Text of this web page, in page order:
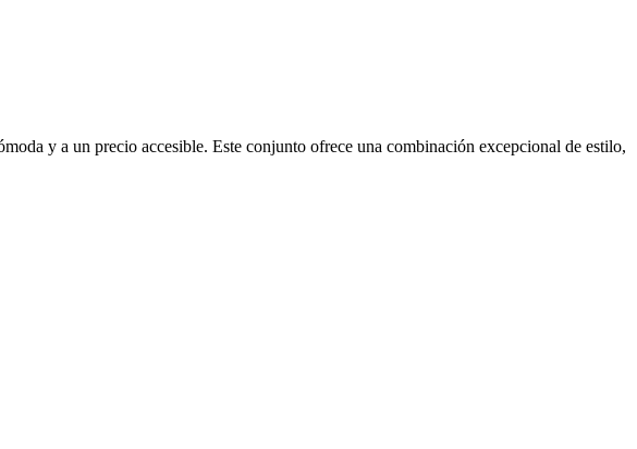
y a un precio accesible. Este conjunto ofrece una combinación excepcional de estilo,